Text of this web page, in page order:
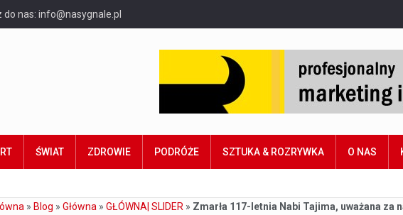
do nas: info@nasygnale.pl
ŚWIAT ZDROWIE PODRÓŻE SZTUKA & ROZRYWKA O NAS
» Blog » Główna » GŁÓWNA| SLIDER » Zmarła 117-letnia Nabi Tajima, uważana za